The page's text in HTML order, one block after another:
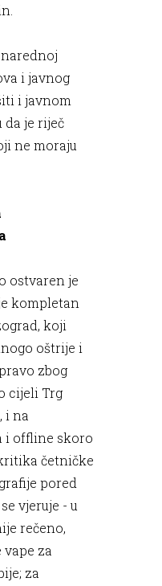
i javnog
i javnom
da je riječ
ne moraju
ostvaren je
kompletan
koji
oštrije i
zbog
cijeli Trg
i na
i offline skoro
četničke
pored
vjeruje - u
rečeno,
vape za
za